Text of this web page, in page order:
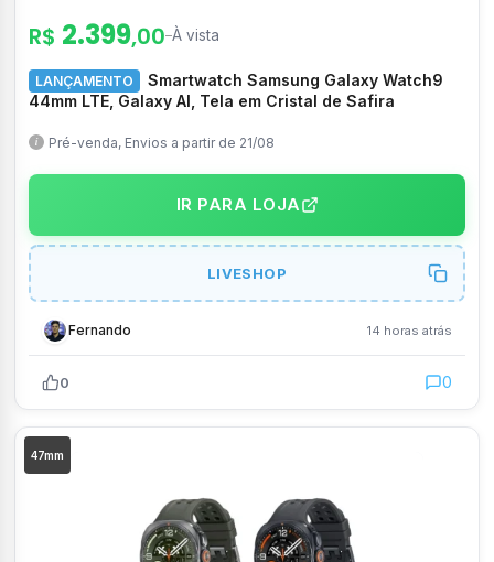
R$ 2.399,00–À vista
LANÇAMENTO
Smartwatch Samsung Galaxy Watch9
44mm LTE, Galaxy AI, Tela em Cristal de Safira
Pré-venda, Envios a partir de 21/08
IR PARA LOJA
LIVESHOP
Fernando 14 horas atrás
0 0
47mm